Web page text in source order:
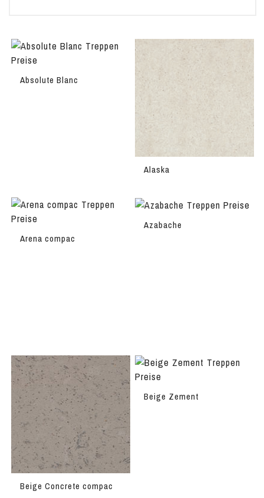
Absolute Blanc
Alaska
Arena compac
Azabache
Beige Concrete compac
Beige Zement